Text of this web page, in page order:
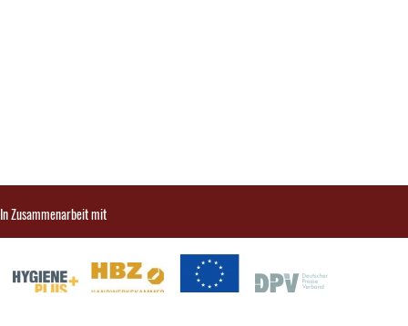
In Zusammenarbeit mit